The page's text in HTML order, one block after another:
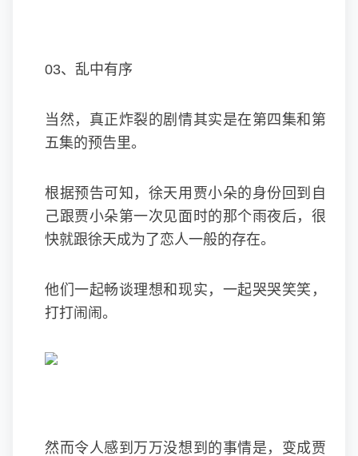
03、乱中有序
当然，真正炸裂的剧情其实是在第四集和第
五集的预告里。
根据预告可知，徐天用贾小朵的身份回到自
己跟贾小朵第一次见面时的那个雨夜后，很
快就跟徐天成为了恋人一般的存在。
他们一起畅谈理想和现实，一起哭哭笑笑，
打打闹闹。
然而令人感到万万没想到的事情是，变成贾